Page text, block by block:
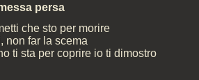
persa
che sto per morire
non far la scema
ti sta per coprire io ti dimostro